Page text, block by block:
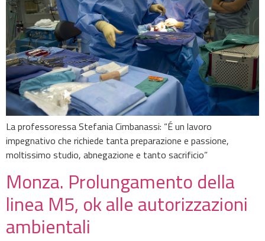
La professoressa Stefania Cimbanassi: “É un lavoro
impegnativo che richiede tanta preparazione e passione,
moltissimo studio, abnegazione e tanto sacrificio”
Monza. Prolungamento della
linea M5, ok alle autorizzazioni
ambientali